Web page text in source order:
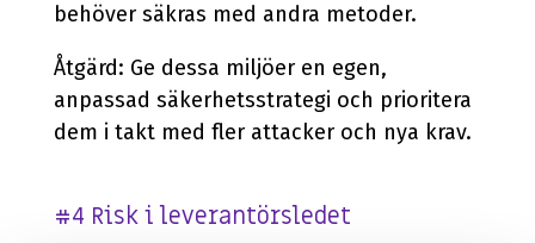
behöver säkras med andra metoder.
Åtgärd: Ge dessa miljöer en egen,
anpassad säkerhetsstrategi och prioritera
dem i takt med fler attacker och nya krav.
#4 Risk i leverantörsledet